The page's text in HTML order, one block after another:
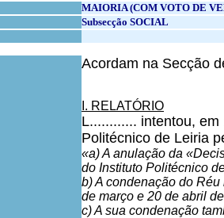
MAIORIA (COM VOTO DE
Subsecção SOCIAL
Acordam na Secção
I. RELATÓRIO
L............ intentou,
Politécnico de Leiria
«a) A anulação da
do Instituto Politécnico
b) A condenação do
de março e 20 de abril
c) A sua condenação